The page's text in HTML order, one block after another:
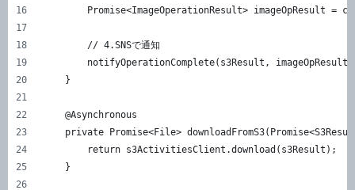
Promise<ImageOperationResult> imageOpResult =
        // 4.SNSで通知
notifyOperationComplete(s3Result,
    }
    @Asynchronous
private Promise<File>
        return s3ActivitiesClient.download(s3Result);
    }